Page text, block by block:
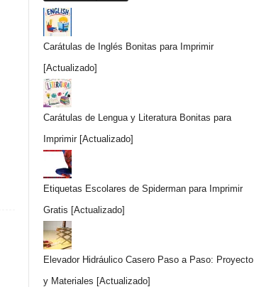
Carátulas de Inglés Bonitas para Imprimir
[Actualizado]
Carátulas de Lengua y Literatura Bonitas para
Imprimir [Actualizado]
Etiquetas Escolares de Spiderman para Imprimir
Gratis [Actualizado]
Elevador Hidráulico Casero Paso a Paso: Proyecto
y Materiales [Actualizado]